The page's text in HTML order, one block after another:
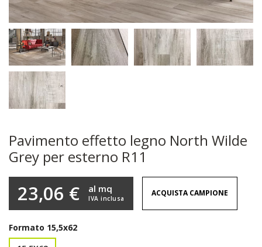
Pavimento effetto legno North Wilde
Grey per esterno R11
23,06 € IVA inclusa
al mq ACQUISTA CAMPIONE
Formato 15,5x62